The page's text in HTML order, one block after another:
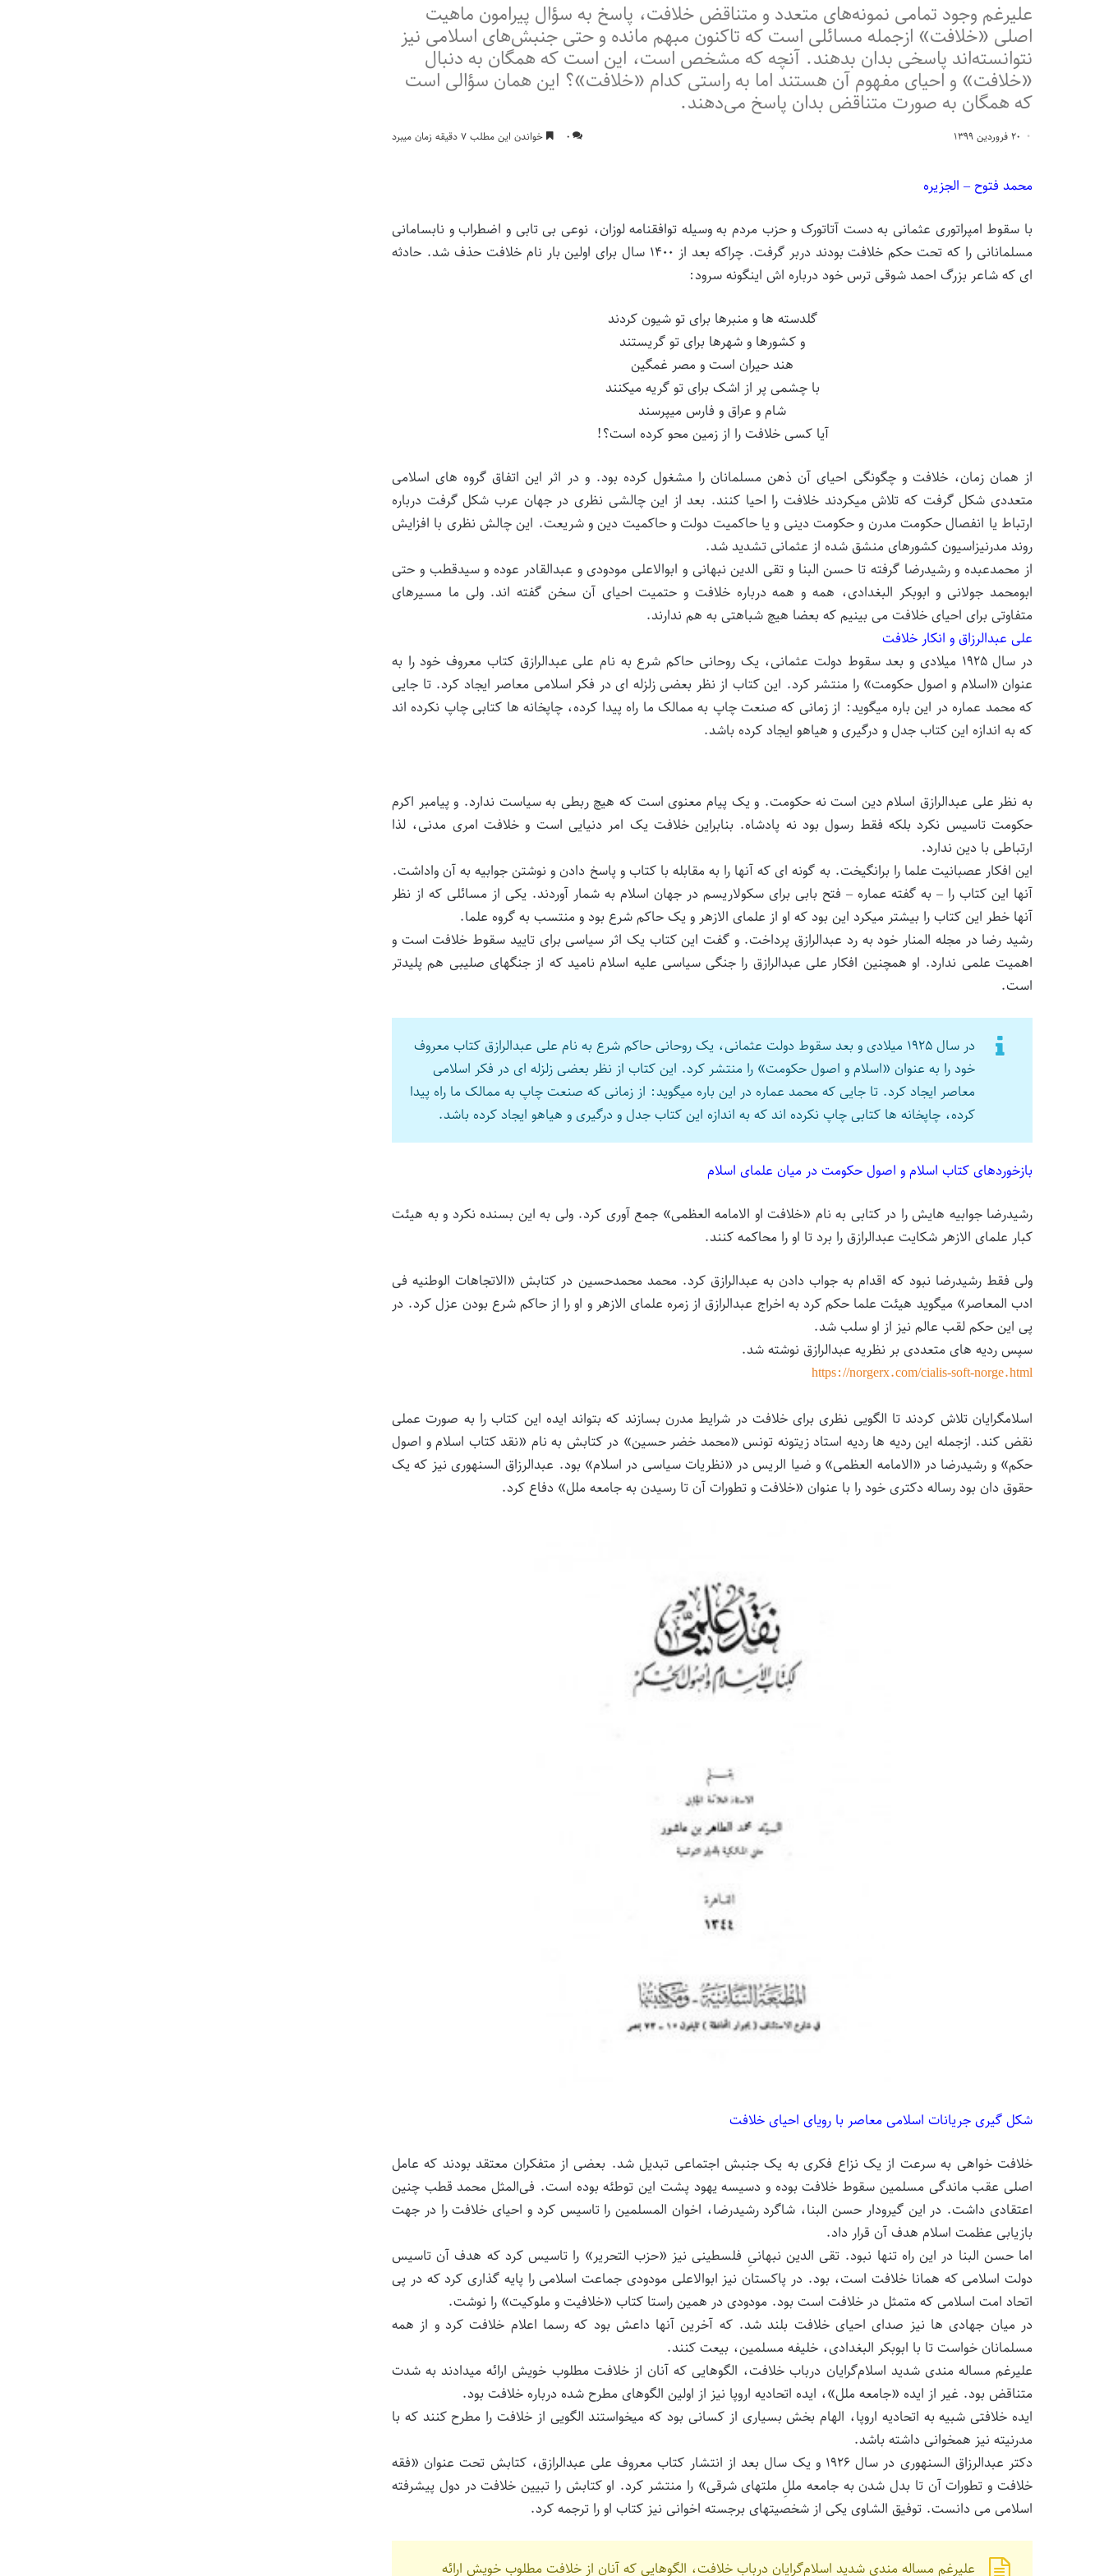
علیرغم وجود تمامی نمونه‌های متعدد و متناقض خلافت، پاسخ به سؤال پیرامون ماهیت
اصلی «خلافت» ازجمله مسائلی است که تاکنون مبهم مانده و حتی جنبش‌های اسلامی نیز
نتوانسته‌اند پاسخی بدان بدهند. آنچه که مشخص است، این است که همگان به دنبال
«خلافت» و احیای مفهوم آن هستند اما به راستی کدام «خلافت»؟ این همان سؤالی است
که همگان به صورت متناقض بدان پاسخ می‌دهند.
۲۰ فروردین ۱۳۹۹ ۰ خواندن این مطلب ۷ دقیقه زمان میبرد
محمد فتوح – الجزیره
با سقوط امپراتوری عثمانی به دست آتاتورک و حزب مردم به وسیله توافقنامه لوزان، نوعی بی تابی و اضطراب و نابسامانی
مسلمانانی را که تحت حکم خلافت بودند دربر گرفت. چراکه بعد از ۱۴۰۰ سال برای اولین بار نام خلافت حذف شد. حادثه
ای که شاعر بزرگ احمد شوقی ترس خود درباره اش اینگونه سرود:
گلدسته ها و منبرها برای تو شیون کردند
و کشورها و شهرها برای تو گریستند
هند حیران است و مصر غمگین
با چشمی پر از اشک برای تو گریه میکنند
شام و عراق و فارس میپرسند
آیا کسی خلافت را از زمین محو کرده است؟!
از همان زمان، خلافت و چگونگی احیای آن ذهن مسلمانان را مشغول کرده بود. و در اثر این اتفاق گروه های اسلامی
متعددی شکل گرفت که تلاش میکردند خلافت را احیا کنند. بعد از این چالشی نظری در جهان عرب شکل گرفت درباره
ارتباط یا انفصال حکومت مدرن و حکومت دینی و یا حاکمیت دولت و حاکمیت دین و شریعت. این چالش نظری با افزایش
روند مدرنیزاسیون کشورهای منشق شده از عثمانی تشدید شد.
از محمدعبده و رشیدرضا گرفته تا حسن البنا و تقی الدین نبهانی و ابوالاعلی مودودی و عبدالقادر عوده و سیدقطب و حتی
ابومحمد جولانی و ابوبکر البغدادی، همه و همه درباره خلافت و حتمیت احیای آن سخن گفته اند. ولی ما مسیرهای
متفاوتی برای احیای خلافت می بینیم که بعضا هیچ شباهتی به هم ندارند.
علی عبدالرزاق و انکار خلافت
در سال ۱۹۲۵ میلادی و بعد سقوط دولت عثمانی، یک روحانی حاکم شرع به نام علی عبدالرازق کتاب معروف خود را به
عنوان «اسلام و اصول حکومت» را منتشر کرد. این کتاب از نظر بعضی زلزله ای در فکر اسلامی معاصر ایجاد کرد. تا جایی
که محمد عماره در این باره میگوید: از زمانی که صنعت چاپ به ممالک ما راه پیدا کرده، چاپخانه ها کتابی چاپ نکرده اند
که به اندازه این کتاب جدل و درگیری و هیاهو ایجاد کرده باشد.
به نظر علی عبدالرازق اسلام دین است نه حکومت. و یک پیام معنوی است که هیچ ربطی به سیاست ندارد. و پیامبر اکرم
حکومت تاسیس نکرد بلکه فقط رسول بود نه پادشاه. بنابراین خلافت یک امر دنیایی است و خلافت امری مدنی، لذا
ارتباطی با دین ندارد.
این افکار عصبانیت علما را برانگیخت. به گونه ای که آنها را به مقابله با کتاب و پاسخ دادن و نوشتن جوابیه به آن واداشت.
آنها این کتاب را – به گفته عماره – فتح بابی برای سکولاریسم در جهان اسلام به شمار آوردند. یکی از مسائلی که از نظر
آنها خطر این کتاب را بیشتر میکرد این بود که او از علمای الازهر و یک حاکم شرع بود و منتسب به گروه علما.
رشید رضا در مجله المنار خود به رد عبدالرازق پرداخت. و گفت این کتاب یک اثر سیاسی برای تایید سقوط خلافت است و
اهمیت علمی ندارد. او همچنین افکار علی عبدالرازق را جنگی سیاسی علیه اسلام نامید که از جنگهای صلیبی هم پلیدتر
است.
در سال ۱۹۲۵ میلادی و بعد سقوط دولت عثمانی، یک روحانی حاکم شرع به نام علی عبدالرازق کتاب معروف
خود را به عنوان «اسلام و اصول حکومت» را منتشر کرد. این کتاب از نظر بعضی زلزله ای در فکر اسلامی
معاصر ایجاد کرد. تا جایی که محمد عماره در این باره میگوید: از زمانی که صنعت چاپ به ممالک ما راه پیدا
کرده، چاپخانه ها کتابی چاپ نکرده اند که به اندازه این کتاب جدل و درگیری و هیاهو ایجاد کرده باشد.
بازخوردهای کتاب اسلام و اصول حکومت در میان علمای اسلام
رشیدرضا جوابیه هایش را در کتابی به نام «خلافت او الامامه العظمی» جمع آوری کرد. ولی به این بسنده نکرد و به هیئت
کبار علمای الازهر شکایت عبدالرازق را برد تا او را محاکمه کنند.
ولی فقط رشیدرضا نبود که اقدام به جواب دادن به عبدالرازق کرد. محمد محمدحسین در کتابش «الاتجاهات الوطنیه فی
ادب المعاصر» میگوید هیئت علما حکم کرد به اخراج عبدالرازق از زمره علمای الازهر و او را از حاکم شرع بودن عزل کرد. در
پی این حکم لقب عالم نیز از او سلب شد.
سپس ردیه های متعددی بر نظریه عبدالرازق نوشته شد.
https://norgerx.com/cialis-soft-norge.html
اسلامگرایان تلاش کردند تا الگویی نظری برای خلافت در شرایط مدرن بسازند که بتواند ایده این کتاب را به صورت عملی
نقض کند. ازجمله این ردیه ها ردیه استاد زیتونه تونس «محمد خضر حسین» در کتابش به نام «نقد کتاب اسلام و اصول
حکم» و رشیدرضا در «الامامه العظمی» و ضیا الریس در «نظریات سیاسی در اسلام» بود. عبدالرزاق السنهوری نیز که یک
حقوق دان بود رساله دکتری خود را با عنوان «خلافت و تطورات آن تا رسیدن به جامعه ملل» دفاع کرد.
شکل گیری جریانات اسلامی معاصر با رویای احیای خلافت
خلافت خواهی به سرعت از یک نزاع فکری به یک جنبش اجتماعی تبدیل شد. بعضی از متفکران معتقد بودند که عامل
اصلی عقب ماندگی مسلمین سقوط خلافت بوده و دسیسه یهود پشت این توطئه بوده است. فی‌المثل محمد قطب چنین
اعتقادی داشت. در این گیرودار حسن البنا، شاگرد رشیدرضا، اخوان المسلمین را تاسیس کرد و احیای خلافت را در جهت
بازیابی عظمت اسلام هدف آن قرار داد.
اما حسن البنا در این راه تنها نبود. تقی الدین نبهانیِ فلسطینی نیز «حزب التحریر» را تاسیس کرد که هدف آن تاسیس
دولت اسلامی که همانا خلافت است، بود. در پاکستان نیز ابوالاعلی مودودی جماعت اسلامی را پایه گذاری کرد که در پی
اتحاد امت اسلامی که متمثل در خلافت است بود. مودودی در همین راستا کتاب «خلافیت و ملوکیت» را نوشت.
در میان جهادی ها نیز صدای احیای خلافت بلند شد. که آخرین آنها داعش بود که رسما اعلام خلافت کرد و از همه
مسلمانان خواست تا با ابوبکر البغدادی، خلیفه مسلمین، بیعت کنند.
علیرغم مساله مندی شدید اسلام‌گرایان درباب خلافت، الگوهایی که آنان از خلافت مطلوب خویش ارائه میدادند به شدت
متناقض بود. غیر از ایده «جامعه ملل»، ایده اتحادیه اروپا نیز از اولین الگوهای مطرح شده درباره خلافت بود.
ایده خلافتی شبیه به اتحادیه اروپا، الهام بخش بسیاری از کسانی بود که میخواستند الگویی از خلافت را مطرح کنند که با
مدرنیته نیز همخوانی داشته باشد.
دکتر عبدالرزاق السنهوری در سال ۱۹۲۶ و یک سال بعد از انتشار کتاب معروف علی عبدالرازق، کتابش تحت عنوان «فقه
خلافت و تطورات آن تا بدل شدن به جامعه مللِ ملتهای شرقی» را منتشر کرد. او کتابش را تبیین خلافت در دول پیشرفته
اسلامی می دانست. توفیق الشاوی یکی از شخصیتهای برجسته اخوانی نیز کتاب او را ترجمه کرد.
علیرغم مساله مندی شدید اسلام‌گرایان درباب خلافت، الگوهایی که آنان از خلافت مطلوب خویش ارائه